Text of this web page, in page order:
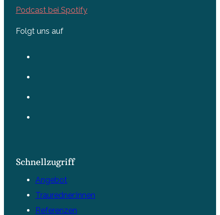
Podcast bei Spotify
Folgt uns auf
Schnellzugriff
Angebot
Trauredner:innen
Referenzen